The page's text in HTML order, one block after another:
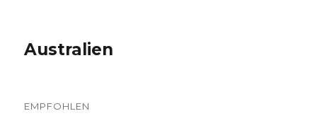
Australien
EMPFOHLEN